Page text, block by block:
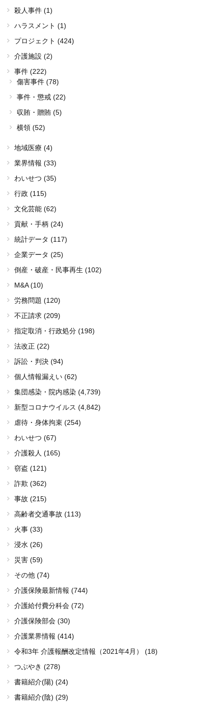
殺人事件 (1)
ハラスメント (1)
プロジェクト (424)
介護施設 (2)
事件 (222)
傷害事件 (78)
事件・懲戒 (22)
収賄・贈賄 (5)
横領 (52)
地域医療 (4)
業界情報 (33)
わいせつ (35)
行政 (115)
文化芸能 (62)
貢献・手柄 (24)
統計データ (117)
企業データ (25)
倒産・破産・民事再生 (102)
M&A (10)
労務問題 (120)
不正請求 (209)
指定取消・行政処分 (198)
法改正 (22)
訴訟・判決 (94)
個人情報漏えい (62)
集団感染・院内感染 (4,739)
新型コロナウイルス (4,842)
虐待・身体拘束 (254)
わいせつ (67)
介護殺人 (165)
窃盗 (121)
詐欺 (362)
事故 (215)
高齢者交通事故 (113)
火事 (33)
浸水 (26)
災害 (59)
その他 (74)
介護保険最新情報 (744)
介護給付費分科会 (72)
介護保険部会 (30)
介護業界情報 (414)
令和3年 介護報酬改定情報（2021年4月） (18)
つぶやき (278)
書籍紹介(陽) (24)
書籍紹介(陰) (29)